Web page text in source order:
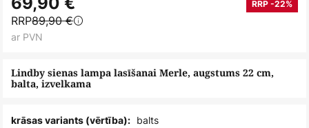
uz
galerijas
sākumu
Lindby sienas lampa lasīšanai Merle, augstums 22 cm,
balta, izvelkama
RRP -22%
RRP89,90 €
ar PVN
krāsas variants (vērtība): balts